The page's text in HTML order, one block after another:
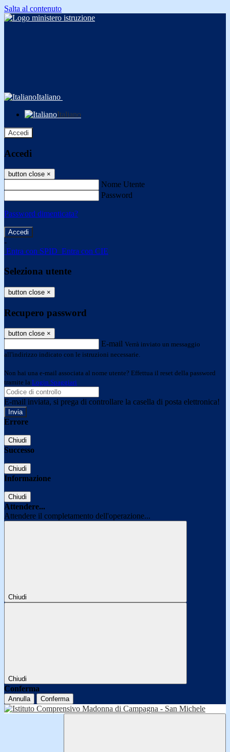
Salta al contenuto
Italiano
Italiano
Accedi
Accedi
button close ×
Nome Utente
Password
Password dimenticata?
-
Entra con SPID Entra con CIE
Seleziona utente
button close ×
Recupero password
button close ×
E-mail Verrà inviato un messaggio
all'indirizzo indicato con le istruzioni necessarie.
Non hai una e-mail associata al nome utente? Effettua il reset della password
tramite la Login Spaggiari
E-mail inviata, si prega di controllare la casella di posta elettronica!
Errore
Chiudi
Successo
Chiudi
Informazione
Chiudi
Attendere...
Attendere il completamento dell'operazione...
Chiudi
Chiudi
Conferma
Annulla Conferma